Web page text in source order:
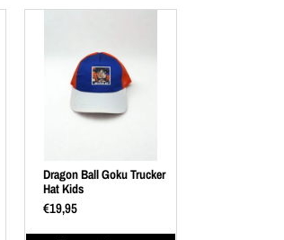
Dragon Ball Goku Trucker
Hat Kids
€19,95